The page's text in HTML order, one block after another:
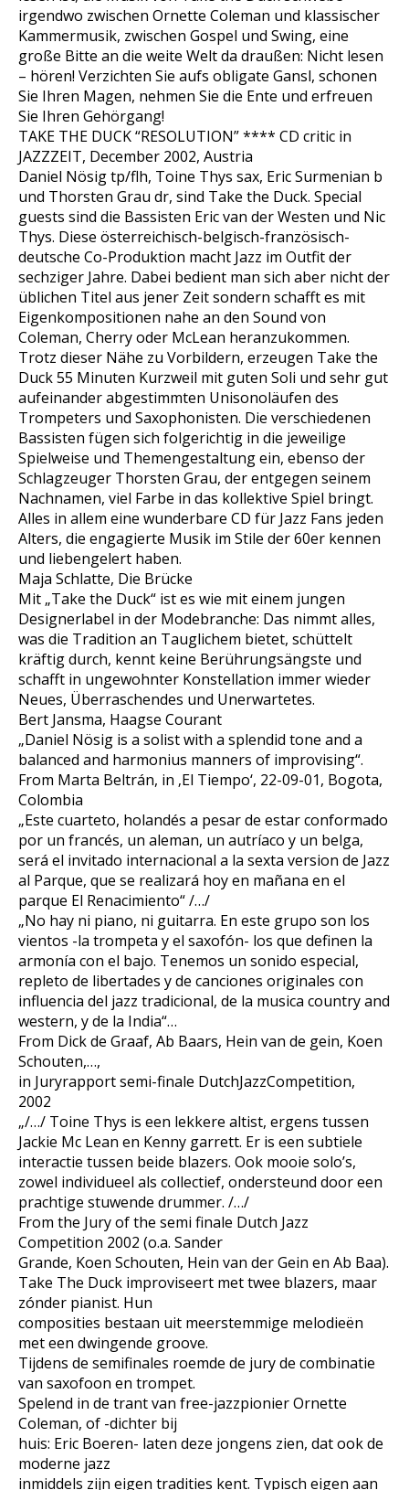
irgendwo zwischen Ornette Coleman und klassischer
Kammermusik, zwischen Gospel und Swing, eine
große Bitte an die weite Welt da draußen: Nicht lesen
– hören! Verzichten Sie aufs obligate Gansl, schonen
Sie Ihren Magen, nehmen Sie die Ente und erfreuen
Sie Ihren Gehörgang!
TAKE THE DUCK “RESOLUTION” **** CD critic in
JAZZZEIT, December 2002, Austria
Daniel Nösig tp/flh, Toine Thys sax, Eric Surmenian b
und Thorsten Grau dr, sind Take the Duck. Special
guests sind die Bassisten Eric van der Westen und Nic
Thys. Diese österreichisch-belgisch-französisch-
deutsche Co-Produktion macht Jazz im Outfit der
sechziger Jahre. Dabei bedient man sich aber nicht der
üblichen Titel aus jener Zeit sondern schafft es mit
Eigenkompositionen nahe an den Sound von
Coleman, Cherry oder McLean heranzukommen.
Trotz dieser Nähe zu Vorbildern, erzeugen Take the
Duck 55 Minuten Kurzweil mit guten Soli und sehr gut
aufeinander abgestimmten Unisonoläufen des
Trompeters und Saxophonisten. Die verschiedenen
Bassisten fügen sich folgerichtig in die jeweilige
Spielweise und Themengestaltung ein, ebenso der
Schlagzeuger Thorsten Grau, der entgegen seinem
Nachnamen, viel Farbe in das kollektive Spiel bringt.
Alles in allem eine wunderbare CD für Jazz Fans jeden
Alters, die engagierte Musik im Stile der 60er kennen
und liebengelert haben.
Maja Schlatte, Die Brücke
Mit „Take the Duck“ ist es wie mit einem jungen
Designerlabel in der Modebranche: Das nimmt alles,
was die Tradition an Tauglichem bietet, schüttelt
kräftig durch, kennt keine Berührungsängste und
schafft in ungewohnter Konstellation immer wieder
Neues, Überraschendes und Unerwartetes.
Bert Jansma, Haagse Courant
„Daniel Nösig is a solist with a splendid tone and a
balanced and harmonius manners of improvising“.
From Marta Beltrán, in ‚El Tiempo‘, 22-09-01, Bogota,
Colombia
„Este cuarteto, holandés a pesar de estar conformado
por un francés, un aleman, un autríaco y un belga,
será el invitado internacional a la sexta version de Jazz
al Parque, que se realizará hoy en mañana en el
parque El Renacimiento“ /…/
„No hay ni piano, ni guitarra. En este grupo son los
vientos -la trompeta y el saxofón- los que definen la
armonía con el bajo. Tenemos un sonido especial,
repleto de libertades y de canciones originales con
influencia del jazz tradicional, de la musica country and
western, y de la India“…
From Dick de Graaf, Ab Baars, Hein van de gein, Koen
Schouten,…,
in Juryrapport semi-finale DutchJazzCompetition,
2002
„/…/ Toine Thys is een lekkere altist, ergens tussen
Jackie Mc Lean en Kenny garrett. Er is een subtiele
interactie tussen beide blazers. Ook mooie solo’s,
zowel individueel als collectief, ondersteund door een
prachtige stuwende drummer. /…/
From the Jury of the semi finale Dutch Jazz
Competition 2002 (o.a. Sander
Grande, Koen Schouten, Hein van der Gein en Ab Baa).
Take The Duck improviseert met twee blazers, maar
zónder pianist. Hun
composities bestaan uit meerstemmige melodieën
met een dwingende groove.
Tijdens de semifinales roemde de jury de combinatie
van saxofoon en trompet.
Spelend in de trant van free-jazzpionier Ornette
Coleman, of -dichter bij
huis: Eric Boeren- laten deze jongens zien, dat ook de
moderne jazz
inmiddels zijn eigen tradities kent. Typisch eigen aan